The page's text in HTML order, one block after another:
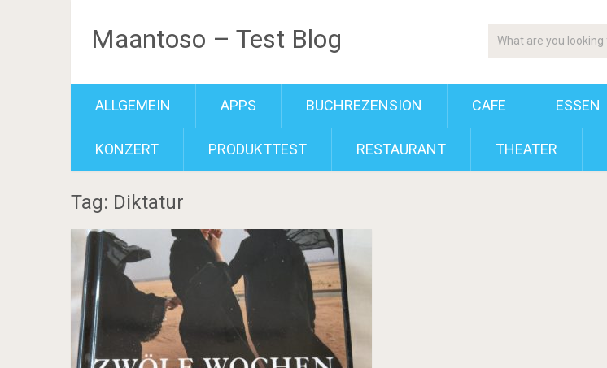
Maantoso – Test Blog
ALLGEMEIN APPS BUCHREZENSION CAFE ESSEN
KONZERT PRODUKTTEST RESTAURANT THEATER
Tag: Diktatur